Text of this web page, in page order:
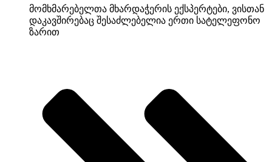
მომხმარებელთა მხარდაჭერის ექსპერტები, ვისთან
დაკავშირებაც შესაძლებელია ერთი სატელეფონო
ზარით